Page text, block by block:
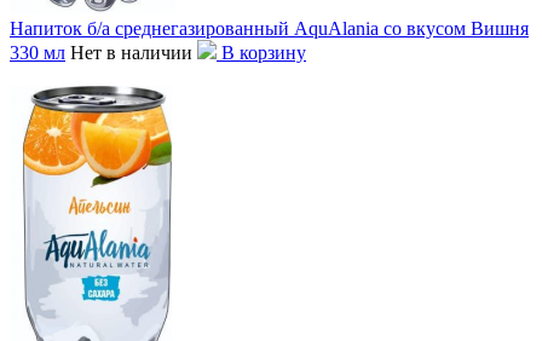
Напиток б/а среднегазированный AquAlania со вкусом Вишня
330 мл Нет в наличии В корзину